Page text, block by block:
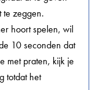
te zeggen.
hoort spelen, wil
10 seconden dat
met praten, kijk je
totdat het